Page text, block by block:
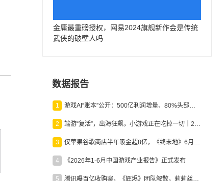
金庸最重磅授权，网易2024旗舰新作会是传统
武侠的破壁人吗
数据报告
1 游戏AI“账本”公开：500亿利润增量、80%头部入局，谁在闷声发财？
2 端游“复活”，出海狂飙，小游戏正在吃掉一切｜2026上半年产业报告
3 仅苹果谷歌商店半年吸金超8亿，《终末地》6月份收入显著回暖
4 《2026年1-6月中国游戏产业报告》正式发布
5 腾讯曝百亿收购案，《辉烬》团队解散，莉莉丝新作曝光｜陀螺周报